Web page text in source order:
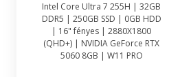
Intel Core Ultra 7 255H | 32GB
DDR5 | 250GB SSD | 0GB HDD
| 16" fényes | 2880X1800
(QHD+) | NVIDIA GeForce RTX
5060 8GB | W11 PRO